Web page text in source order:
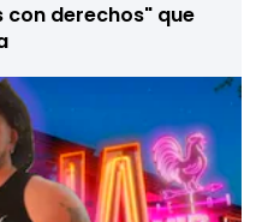
con derechos" que